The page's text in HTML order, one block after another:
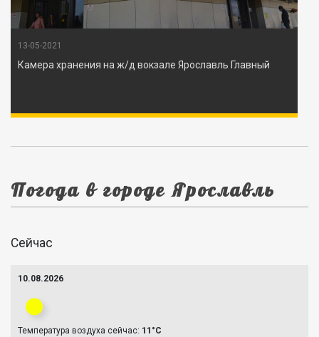
13-05-2021
Камера хранения на ж/д вокзале Ярославль Главный
Погода в городе Ярославль
Сейчас
10.08.2026
Температура воздуха сейчас: 11°C